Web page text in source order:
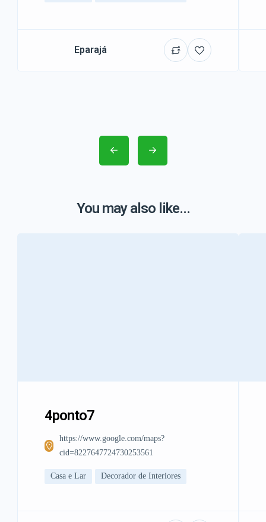
Eparajá
You may also like...
4ponto7
https://www.google.com/maps?
cid=8227647724730253561
Casa e Lar Decorador de Interiores